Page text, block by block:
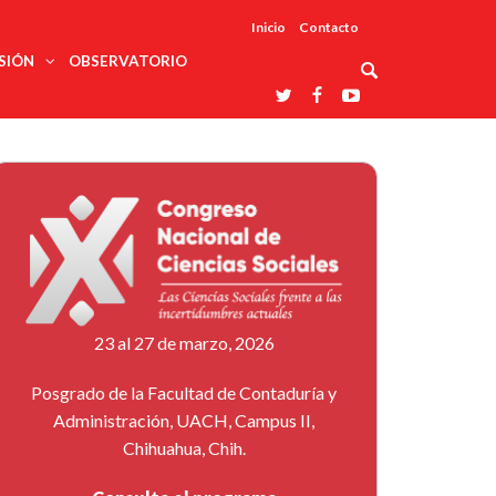
Inicio Contacto
ciencias
profesionales
trabajo
Redes
temáticas
Laboratorios
nacionales
Entidades
afines
Reconoce
La UDUALC
A La
Universidad
De México
En Su 475
Aniversario
OBSERVATORIO
23 al 27 de marzo, 2026
Posgrado de la Facultad de Contaduría y
Administración, UACH, Campus II,
Chihuahua, Chih.